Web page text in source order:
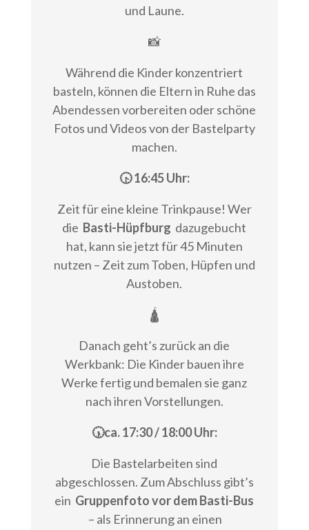
und Laune.
📸
Während die Kinder konzentriert
basteln, können die Eltern in Ruhe das
Abendessen vorbereiten oder schöne
Fotos und Videos von der Bastelparty
machen.
🕟 16:45 Uhr:
Zeit für eine kleine Trinkpause! Wer
die Basti-Hüpfburg dazugebucht
hat, kann sie jetzt für 45 Minuten
nutzen – Zeit zum Toben, Hüpfen und
Austoben.
🛕
Danach geht’s zurück an die
Werkbank: Die Kinder bauen ihre
Werke fertig und bemalen sie ganz
nach ihren Vorstellungen.
🕠ca. 17:30 / 18:00 Uhr:
Die Bastelarbeiten sind
abgeschlossen. Zum Abschluss gibt’s
ein Gruppenfoto vor dem Basti-Bus
– als Erinnerung an einen